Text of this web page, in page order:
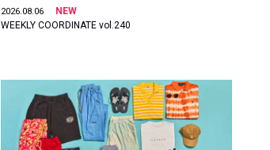
2026.08.06
NEW
WEEKLY COORDINATE vol.240